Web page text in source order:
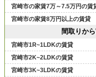
宮崎市の家賃7万～7.5万円の賃
宮崎市の家賃8万円以上の賃貸
間取りか
宮崎市1R~1LDKの賃貸
宮崎市2K~2LDKの賃貸
宮崎市3K~3LDKの賃貸